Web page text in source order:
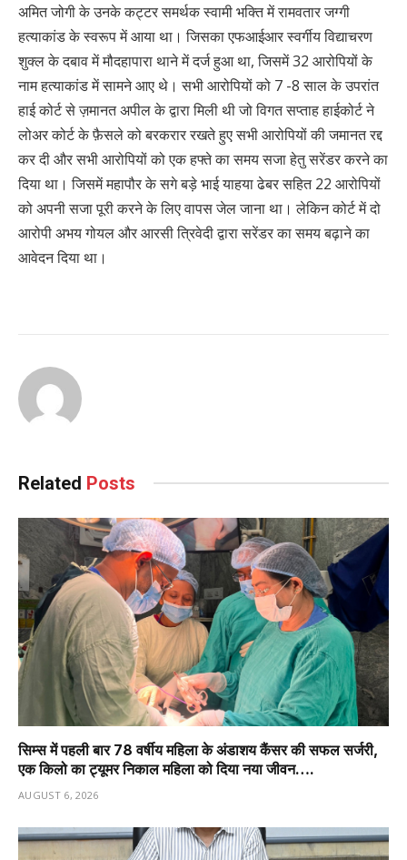
अमित जोगी के उनके कट्टर समर्थक स्वामी भक्ति में रामवतार जग्गी
हत्याकांड के स्वरूप में आया था। जिसका एफआईआर स्वर्गीय विद्याचरण
शुक्ल के दबाव में मौदहापारा थाने में दर्ज हुआ था, जिसमें 32 आरोपियों के
नाम हत्याकांड में सामने आए थे। सभी आरोपियों को 7 -8 साल के उपरांत
हाई कोर्ट से ज़मानत अपील के द्वारा मिली थी जो विगत सप्ताह हाईकोर्ट ने
लोअर कोर्ट के फ़ैसले को बरकरार रखते हुए सभी आरोपियों की जमानत रद्द
कर दी और सभी आरोपियों को एक हफ्ते का समय सजा हेतु सरेंडर करने का
दिया था। जिसमें महापौर के सगे बड़े भाई याहया ढेबर सहित 22 आरोपियों
को अपनी सजा पूरी करने के लिए वापस जेल जाना था। लेकिन कोर्ट में दो
आरोपी अभय गोयल और आरसी त्रिवेदी द्वारा सरेंडर का समय बढ़ाने का
आवेदन दिया था।
Reading
Related Posts
सिम्स में पहली बार 78 वर्षीय महिला के अंडाशय कैंसर की सफल सर्जरी,
एक किलो का ट्यूमर निकाल महिला को दिया नया जीवन….
AUGUST 6, 2026